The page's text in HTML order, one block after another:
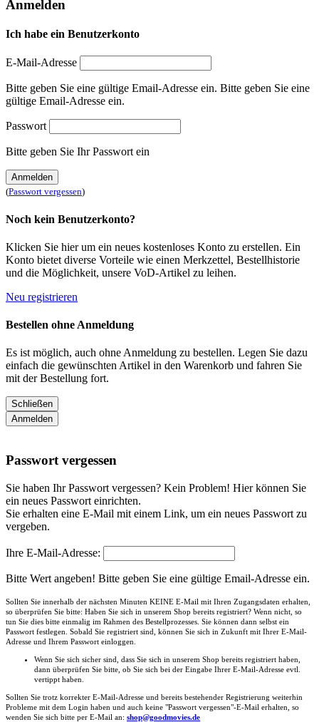
Anmelden
Ich habe ein Benutzerkonto
E-Mail-Adresse
Bitte geben Sie eine gültige Email-Adresse ein. Bitte geben Sie eine
gültige Email-Adresse ein.
Passwort
Bitte geben Sie Ihr Passwort ein
Anmelden
(Passwort vergessen)
Noch kein Benutzerkonto?
Klicken Sie hier um ein neues kostenloses Konto zu erstellen. Ein
Konto bietet diverse Vorteile wie einen Merkzettel, Bestellhistorie
und die Möglichkeit, unsere VoD-Artikel zu leihen.
Neu registrieren
Bestellen ohne Anmeldung
Es ist möglich, auch ohne Anmeldung zu bestellen. Legen Sie dazu
einfach die gewünschten Artikel in den Warenkorb und fahren Sie
mit der Bestellung fort.
Schließen
Anmelden
Passwort vergessen
Sie haben Ihr Passwort vergessen? Kein Problem! Hier können Sie
ein neues Passwort einrichten.
Sie erhalten eine E-Mail mit einem Link, um ein neues Passwort zu
vergeben.
Ihre E-Mail-Adresse:
Bitte Wert angeben! Bitte geben Sie eine gültige Email-Adresse ein.
Sollten Sie innerhalb der nächsten Minuten KEINE E-Mail mit Ihren Zugangsdaten erhalten,
so überprüfen Sie bitte: Haben Sie sich in unserem Shop bereits registriert? Wenn nicht, so
tun Sie dies bitte einmalig im Rahmen des Bestellprozesses. Sie können dann selbst ein
Passwort festlegen. Sobald Sie registriert sind, können Sie sich in Zukunft mit Ihrer E-Mail-
Adresse und Ihrem Passwort einloggen.
Wenn Sie sich sicher sind, dass Sie sich in unserem Shop bereits registriert haben,
dann überprüfen Sie bitte, ob Sie sich bei der Eingabe Ihrer E-Mail-Adresse evtl.
vertippt haben.
Sollten Sie trotz korrekter E-Mail-Adresse und bereits bestehender Registrierung weiterhin
Probleme mit dem Login haben und auch keine "Passwort vergessen"-E-Mail erhalten, so
wenden Sie sich bitte per E-Mail an: shop@goodmovies.de